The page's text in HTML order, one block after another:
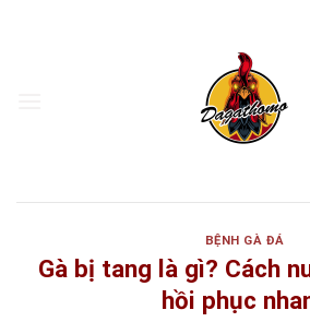
BỆNH GÀ ĐÁ
Gà bị tang là gì? Cách
hồi phục